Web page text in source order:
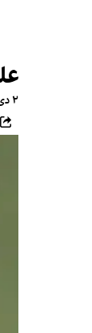
۲ دی ۱۴۰۲، ۱۱:۳۰ (‎+۰ گرینویچ)